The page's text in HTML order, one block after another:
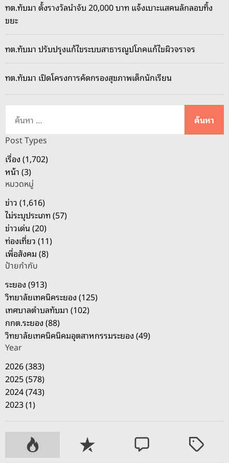
ทต.ทับมา ตั้งรางวัลนำจับ 20,000 บาท แจ้งเบาะแสคนลักลอบทิ้ง
ขยะ
ทต.ทับมา ปรับปรุงแก้ไขระบบสาธารณูปโภคแก้ไขผิวจราจร
ทต.ทับมา เปิดโครงการคัดกรองสุขภาพเด็กนักเรียน
ห
สำ
ห
รั
บ
:
Post Types
เรื่อง (1,702)
หน้า (3)
หมวดหมู่
ข่าว (1,616)
ไม่ระบุประเภท (57)
ข่าวเด่น (20)
ท่องเที่ยว (11)
เพื่อสังคม (8)
ป้ายกำกับ
ระยอง (913)
วิทยาลัยเทคนิคระยอง (125)
เทศบาลตำบลทับมา (102)
กกต.ระยอง (88)
วิทยาลัยเทคนิคนิคมอุตสาหกรรมระยอง (49)
Year
2026 (383)
2025 (578)
2024 (743)
2023 (1)
P
o
R
e
C
o
T